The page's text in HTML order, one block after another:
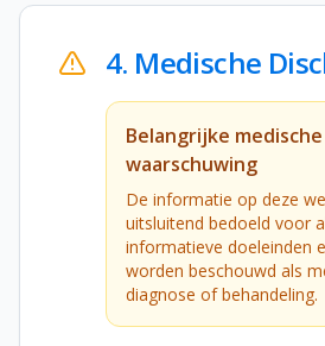
4. Medische
Belangrijke medische
waarschuwing
De informatie op deze
uitsluitend bedoeld voor
informatieve doeleinden
worden beschouwd als
diagnose of behandeling.